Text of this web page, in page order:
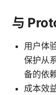
与
用户体
保护从
备的依
成本效